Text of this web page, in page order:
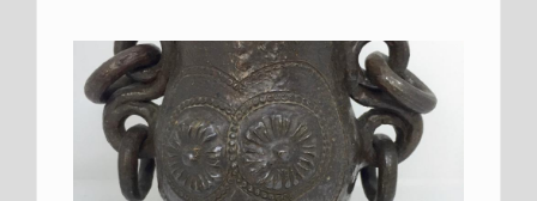
Déplier
Où
en
voir
?
Déplier
Contact
Image